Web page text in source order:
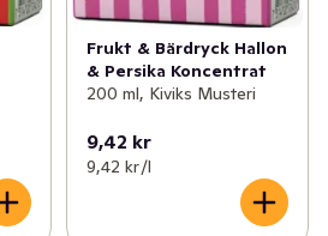
Frukt & Bärdryck Hallon
& Persika Koncentrat
200 ml, Kiviks Musteri
9,42 kr
9,42 kr /l